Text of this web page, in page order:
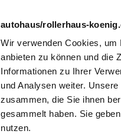
autohaus/rollerhaus-
Wir verwenden Cookies, um
anbieten zu können und die
Informationen zu Ihrer
und Analysen weiter.
zusammen, die Sie ihnen
gesammelt haben. Sie
nutzen.